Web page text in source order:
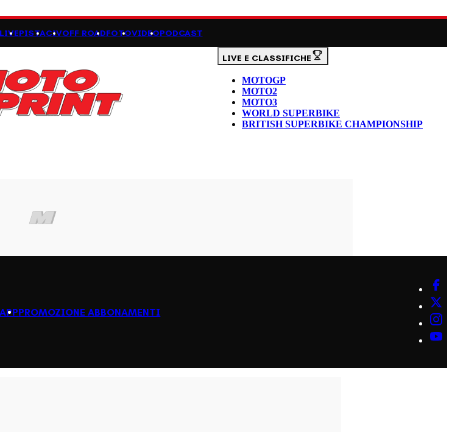
PISTACIVOFF ROADFOTOVIDEOPODCAST
LIVE E CLASSIFICHE
MOTOGP
MOTO2
MOTO3
WORLD SUPERBIKE
BRITISH SUPERBIKE CHAMPIONSHIP
PROMOZIONE ABBONAMENTI